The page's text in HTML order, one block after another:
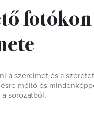
a szerelmet és a
méltó és
sorozatból.